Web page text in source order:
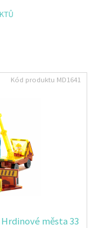
města 33
Kód produktu MD1641